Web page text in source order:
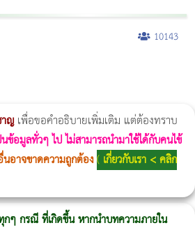
10143
ญเพื่อขอคำอธิบายเพิ่มเติม แต่ต้องทราบ
ข้อมูลทั่วๆ ไป ไม่สามารถนำมาใช้ได้กับคนไข้
อาจขาดความถูกต้อง( เกี่ยวกับเรา < คลิก
กๆ กรณี ที่เกิดขึ้น หากนำบทความภายใน